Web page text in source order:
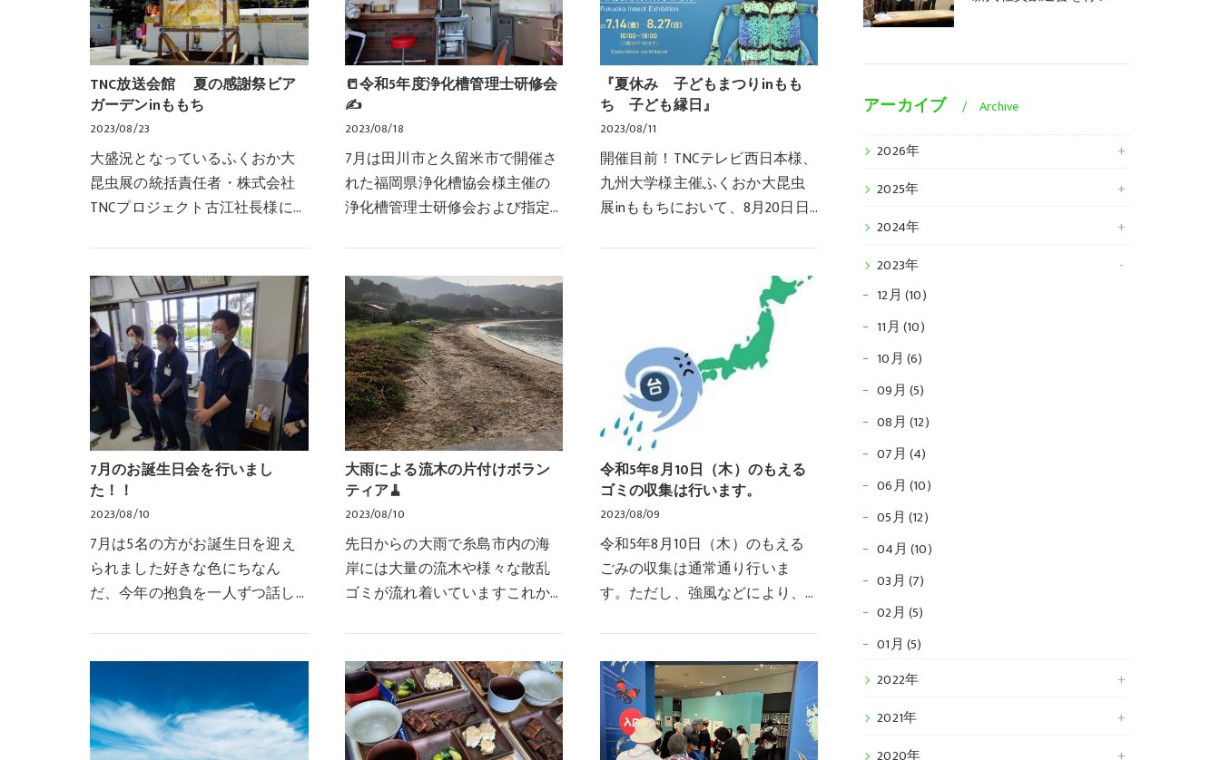
TNC放送会館 夏の感謝祭ビア
ガーデンinももち
2023/08/23
大盛況となっているふくおか大
昆虫展の統括責任者・株式会社
TNCプロジェクト古江社長様にお
長補佐、営業のエース松本健志
が、TNC放送会館夏の…
📒令和5年度浄化槽管理士研修会
✍
2023/08/18
7月は田川市と久留米市で開催さ
れた福岡県浄化槽協会様主催の
浄化槽管理士研修会および指定
報や知識や技術の習得をしてま
いりました。弊社で…
『夏休み 子どもまつりinもも
ち 子ども縁日』
2023/08/11
開催目前！TNCテレビ西日本様、
九州大学様主催ふくおか大昆虫
展inももちにおいて、8月20日日
まつりinももち子ども縁日』が開
7月のお誕生日会を行いまし
た！！
2023/08/10
7月は5名の方がお誕生日を迎え
られました好きな色にちなん
だ、今年の抱負を一人ずつ話し
この中で一番高齢の福ちゃんの
好きな色は・・ピンクです。ピ
ンクにちなんだ抱負は・…
大雨による流木の片付けボラン
ティア🧹
2023/08/10
先日からの大雨で糸島市内の海
岸には大量の流木や様々な散乱
ゴミが流れ着いていますこれか
観などの問題で地域住民の方が
大変困っておられるとお聞き
し、さっそく福の浦地区…
令和5年8月10日（木）のもえる
ゴミの収集は行います。
2023/08/09
令和5年8月10日（木）のもえる
ごみの収集は通常通り行いま
す。ただし、強風などにより、
り、ごみの飛散が予想される場
合は、無理をしてゴミ出しをさ
れずに、次の収集日にゴ…
アーカイブ Archive
2026年
2025年
2024年
2023年
12月 (10)
11月 (10)
10月 (6)
09月 (5)
08月 (12)
07月 (4)
06月 (10)
05月 (12)
04月 (10)
03月 (7)
02月 (5)
01月 (5)
2022年
2021年